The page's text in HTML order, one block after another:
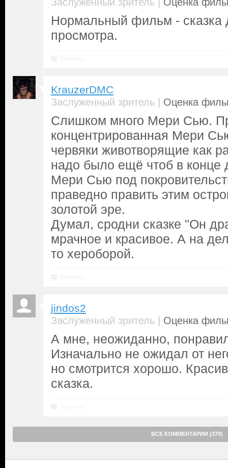
Нормальный фильм - сказка
просмотра.
KrauzerDMC
Заслуженный зритель | Оценка
Слишком много Мери Сью.
концентрированная Мери
червяки животворящие как
надо было ещё чтоб в конце
Мери Сью под
праведно править этим
золотой эре.
Думал, сродни сказке "Он
мрачное и красивое. А на
то хероборой.
jindos2
Заслуженный зритель | Оценка
А мне, неожиданно,
Изначально не ожидал от
но смотрится хорошо.
сказка.
ВСЕ КОММЕНТАРИИ (370)